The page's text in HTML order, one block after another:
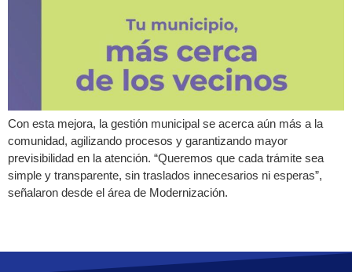
Con esta mejora, la gestión municipal se acerca aún más a la
comunidad, agilizando procesos y garantizando mayor
previsibilidad en la atención. “Queremos que cada trámite sea
simple y transparente, sin traslados innecesarios ni esperas”,
señalaron desde el área de Modernización.